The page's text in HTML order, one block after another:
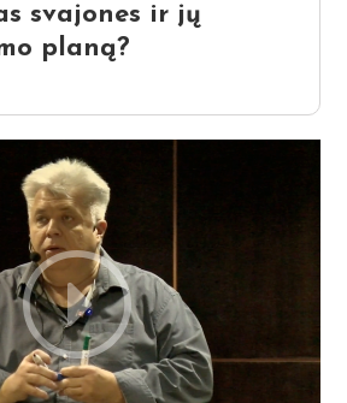
svajones ir jų
planą?